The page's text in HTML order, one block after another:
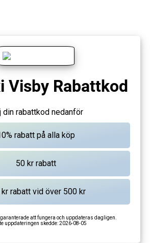
Visby Rabattkod
din rabattkod nedanför
att fungera och uppdateras dagligen.
uppdateringen skedde:2026-08-05